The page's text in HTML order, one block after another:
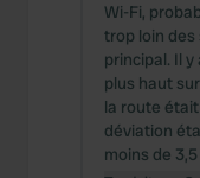
Wi-Fi,
trop loin
principal. Il
plus haut
la route
déviation
moins de